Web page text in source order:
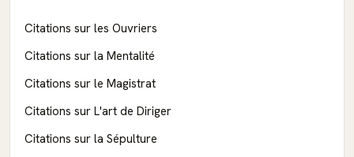
Citations sur les Ouvriers
Citations sur la Mentalité
Citations sur le Magistrat
Citations sur L'art de Diriger
Citations sur la Sépulture